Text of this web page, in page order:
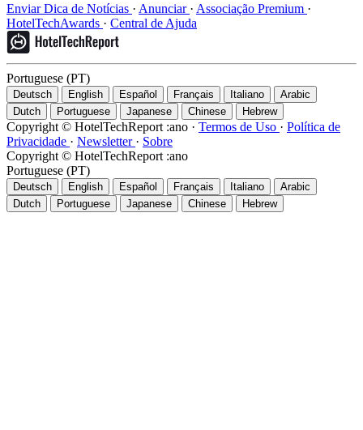
Enviar Dica de Notícias · Anunciar · Associação Premium ·
HotelTechAwards · Central de Ajuda
Portuguese (PT)
Deutsch English Español Français Italiano
Arabic
Dutch
Portuguese Japanese Chinese Hebrew
Copyright © HotelTechReport :ano · Termos de Uso · Política de
Privacidade · Newsletter · Sobre
Copyright © HotelTechReport :ano
Portuguese (PT)
Deutsch English Español Français Italiano
Arabic
Dutch
Portuguese Japanese Chinese Hebrew